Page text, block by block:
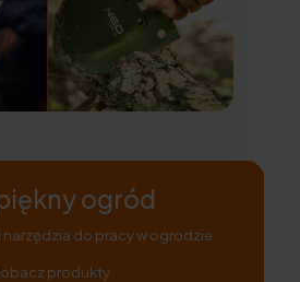
ogród
do pracy w ogrodzie
produkty